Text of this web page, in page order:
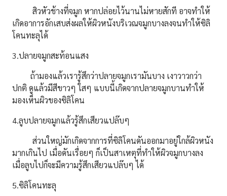
สิวหัวช้างที่จมูก หากปล่อยไว้นานไม่หายสักที อาจทำให้
เกิดอาการอักเสบส่งผลให้ผิวหนังบริเวณจมูกบางลงจนทำให้ซิลิ
โคนทะลุได้
3.ปลายจมูกสะท้อนแสง
ถ้ามองแล้วเรารู้สึกว่าปลายจมูกเรามันบาง เงาวาวกว่า
ปกติ ดูแล้วมีสีขาวๆ ใสๆ แบบนี้เกิดจากปลายจมูกบานทำให้
มองเห็นผิวของซิลิโคน
4.ลูบปลายจมูกแล้วรู้สึกเสียวแปล๊บๆ
ส่วนใหญ่มักเกิดจากการที่ซิลิโคนดันออกมาอยู่ใกล้ผิวหนัง
มากเกินไป เมื่อดันเรื่อยๆ ก็เป็นสาเหตุที่ทำให้ผิวจมูกบางลง
เมื่อลูบไปก็จะมีความรู้สึกเสียวแปล๊บๆ ได้
5.ซิลิโคนทะลุ